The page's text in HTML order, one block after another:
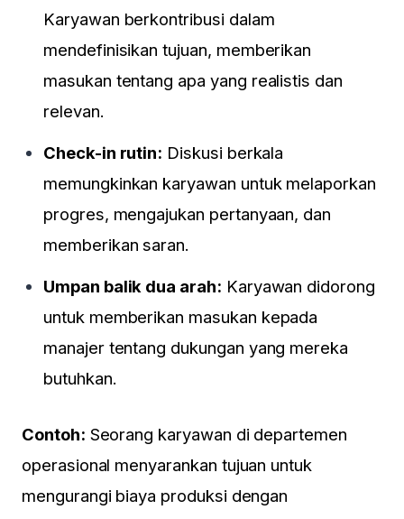
Karyawan berkontribusi dalam
mendefinisikan tujuan, memberikan
masukan tentang apa yang realistis dan
relevan.
Check-in rutin: Diskusi berkala
memungkinkan karyawan untuk melaporkan
progres, mengajukan pertanyaan, dan
memberikan saran.
Umpan balik dua arah: Karyawan didorong
untuk memberikan masukan kepada
manajer tentang dukungan yang mereka
butuhkan.
Contoh: Seorang karyawan di departemen
operasional menyarankan tujuan untuk
mengurangi biaya produksi dengan